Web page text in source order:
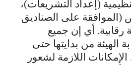
(إعداد التشريعات)،
(الموافقة على الصناديق
رقابية. أي إن جميع
الهيئة من بدايتها حتى
اللازمة لشعور